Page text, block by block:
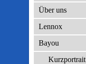
Über uns
Lennox
Bayou
Kurzportrait